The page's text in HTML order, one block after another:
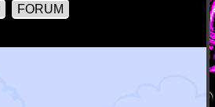
FORUM